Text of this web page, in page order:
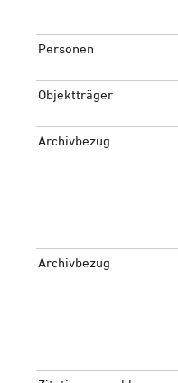
Personen
Objektträger
Archivbezug
Archivbezug